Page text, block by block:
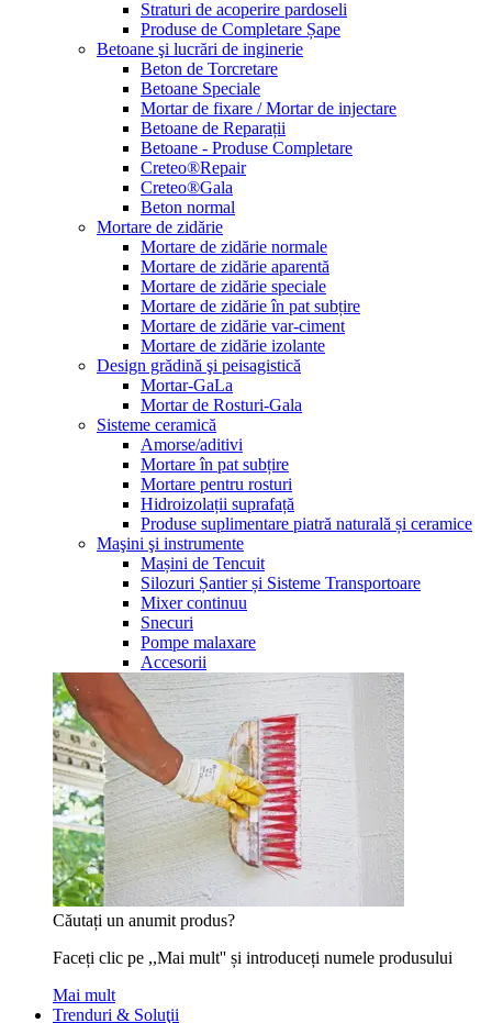
Straturi de acoperire pardoseli
Produse de Completare Șape
Betoane şi lucrări de inginerie
Beton de Torcretare
Betoane Speciale
Mortar de fixare / Mortar de injectare
Betoane de Reparații
Betoane - Produse Completare
Creteo®Repair
Creteo®Gala
Beton normal
Mortare de zidărie
Mortare de zidărie normale
Mortare de zidărie aparentă
Mortare de zidărie speciale
Mortare de zidărie în pat subțire
Mortare de zidărie var-ciment
Mortare de zidărie izolante
Design grădină şi peisagistică
Mortar-GaLa
Mortar de Rosturi-Gala
Sisteme ceramică
Amorse/aditivi
Mortare în pat subțire
Mortare pentru rosturi
Hidroizolații suprafață
Produse suplimentare piatră naturală și ceramice
Maşini şi instrumente
Mașini de Tencuit
Silozuri Șantier și Sisteme Transportoare
Mixer continuu
Snecuri
Pompe malaxare
Accesorii
Căutați un anumit produs?
Faceți clic pe ,,Mai mult'' și introduceți numele produsului
Mai mult
Trenduri & Soluţii